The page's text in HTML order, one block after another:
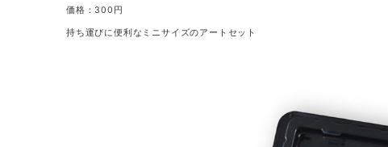
価格：300円
持ち運びに便利なミニサイズのアートセット